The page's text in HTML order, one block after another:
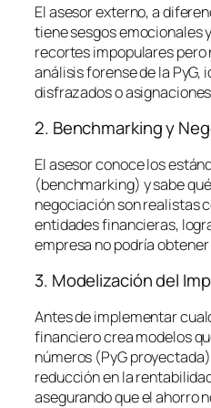
El asesor externo, a
tiene sesgos emocionales
recortes impopulares pero
análisis forense de la
disfrazados o
2. Benchmarking y
El asesor conoce los
(benchmarking) y sabe
negociación son realistas
entidades financieras,
empresa no podría obtener
3. Modelización del
Antes de implementar
financiero crea modelos
números (PyG
reducción en la
asegurando que el ahorro